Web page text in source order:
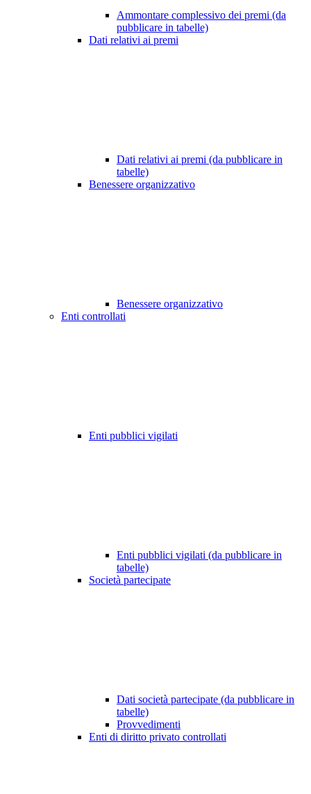
Ammontare complessivo dei premi (da
pubblicare in tabelle)
Dati relativi ai premi
Dati relativi ai premi (da pubblicare in
tabelle)
Benessere organizzativo
Benessere organizzativo
Enti controllati
Enti pubblici vigilati
Enti pubblici vigilati (da pubblicare in
tabelle)
Società partecipate
Dati società partecipate (da pubblicare in
tabelle)
Provvedimenti
Enti di diritto privato controllati